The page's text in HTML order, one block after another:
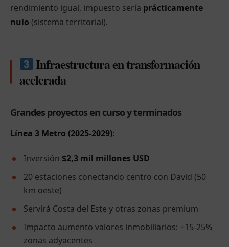
rendimiento igual, impuesto sería prácticamente
nulo (sistema territorial).
Infraestructura en transformación
acelerada
Grandes proyectos en curso y terminados
Línea 3 Metro (2025-2029):
Inversión $2,3 mil millones USD
20 estaciones conectando centro con David (50
km oeste)
Servirá Costa del Este y otras zonas premium
Impacto aumento valores inmobiliarios: +15-25%
zonas adyacentes